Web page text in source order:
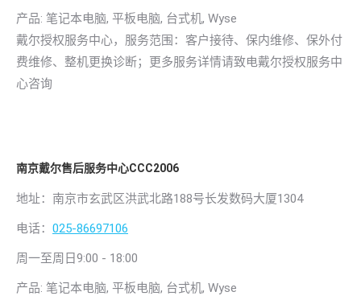
产品: 笔记本电脑, 平板电脑, 台式机, Wyse
戴尔授权服务中心，服务范围：客户接待、保内维修、保外付
费维修、整机更换诊断；更多服务详情请致电戴尔授权服务中
心咨询
南京戴尔售后服务中心CCC2006
地址：南京市玄武区洪武北路188号长发数码大厦1304
电话： 025-86697106
周一至周日9:00 - 18:00
产品: 笔记本电脑, 平板电脑, 台式机, Wyse